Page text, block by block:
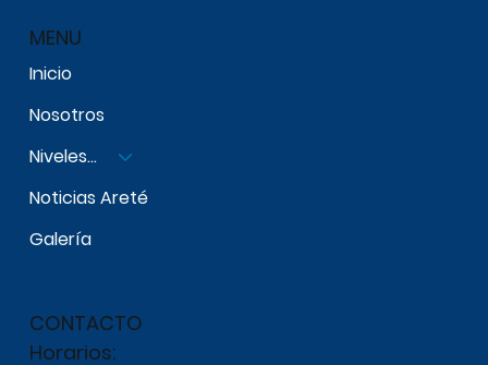
MENU
Inicio
Nosotros
Niveles Escolares
Noticias Areté
Galería
CONTACTO
Horarios: